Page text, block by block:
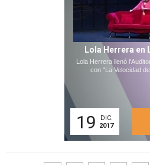
Lola Herrera en
Lola Herrera llenó
con "La Velocidad
19
DIC.
2017